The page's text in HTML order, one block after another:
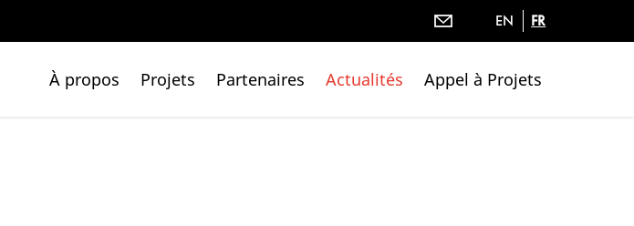
EN FR
À propos Projets Partenaires Actualités Appel à Projets